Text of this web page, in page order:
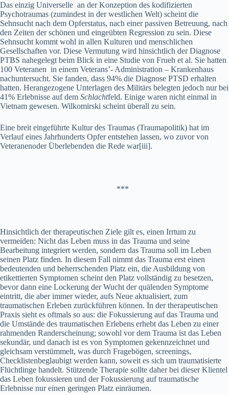
Das einzig Universelle an der Konzeption des kodifizierten
Psychotraumas (zumindest in der westlichen Welt) scheint die
Sehnsucht nach dem Opferstatus, nach einer passiven Betreuung, nach
den Zeiten der schönen und eingeübten Regression zu sein. Diese
Sehnsucht kommt wohl in allen Kulturen und menschlichen
Gesellschaften vor. Diese Vermutung wird hinsichtlich der Diagnose
PTBS nahegelegt beim Blick in eine Studie von Frueh et al. Sie hatten
100 Veteranen in einem Veterans’- Administration – Krankenhaus
nachuntersucht. Sie fanden, dass 94% die Diagnose PTSD erhalten
hatten. Herangezogene Unterlagen des Militärs belegten jedoch nur bei
41% Erlebnisse auf dem Schlachtfeld. Einige waren nicht einmal in
Vietnam gewesen. Wilkomirski scheint überall zu sein.
Eine breit eingeführte Kultur des Traumas (Traumapolitik) hat im
Verlauf eines Jahrhunderts Opfer entstehen lassen, wo zuvor von
Veteranenoder Überlebenden die Rede war[iii].
***
Hinsichtlich der therapeutischen Ziele gilt es, einen Irrtum zu
vermeiden: Nicht das Leben muss in das Trauma und seine
Bearbeitung integriert werden, sondern das Trauma soll im Leben
seinen Platz finden. In diesem Fall nimmt das Trauma erst einen
bedeutenden und beherrschenden Platz ein, die Ausbildung von
etikettierten Symptomen scheint den Platz vollständig zu besetzen,
bevor dann eine Lockerung der Wucht der quälenden Symptome
eintritt, die aber immer wieder, aufs Neue aktualisiert, zum
traumatischen Erleben zurückführen können. In der therapeutischen
Praxis sieht es oftmals so aus: die Fokussierung auf das Trauma und
die Umstände des traumatischen Erlebens erhebt das Leben zu einer
rahmenden Randerscheinung; sowohl vor dem Trauma ist das Leben
sekundär, und danach ist es von Symptomen gekennzeichnet und
gleichsam verstümmelt, was durch Fragebögen, screenings,
Checklistenbeglaubigt werden kann, soweit es sich um traumatisierte
Flüchtlinge handelt. Stützende Therapie sollte daher bei dieser Klientel
das Leben fokussieren und der Fokussierung auf traumatische
Erlebnisse nur einen geringen Platz einräumen.